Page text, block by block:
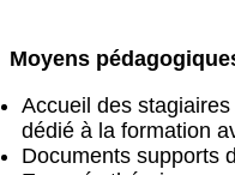
Moyens
Accueil des
dédié à la formation
Documents supports